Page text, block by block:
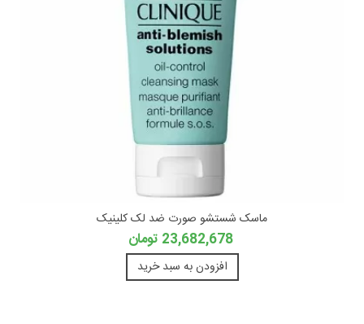
ماسک شستشو صورت ضد لک کلینیک
23,682,678 تومان
افزودن به سبد خرید